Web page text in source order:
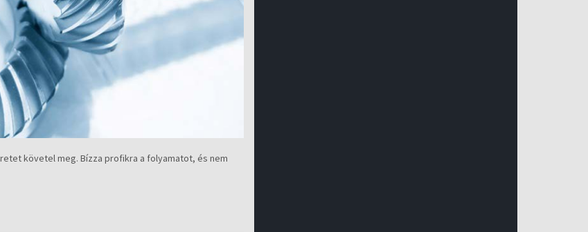
követel meg. Bízza profikra a folyamatot, és nem